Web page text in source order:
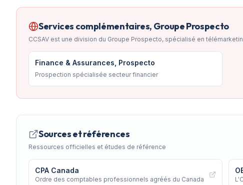
Services complémentaires, Groupe Prospecto
CCSAV est une division du Groupe Prospecto, spécialisé en
Finance & Assurances, Prospecto
Prospection spécialisée secteur financier
Sources et références
Ressources officielles et études de référence
CPA Canada
Ordre des comptables professionnels agréés du Canada